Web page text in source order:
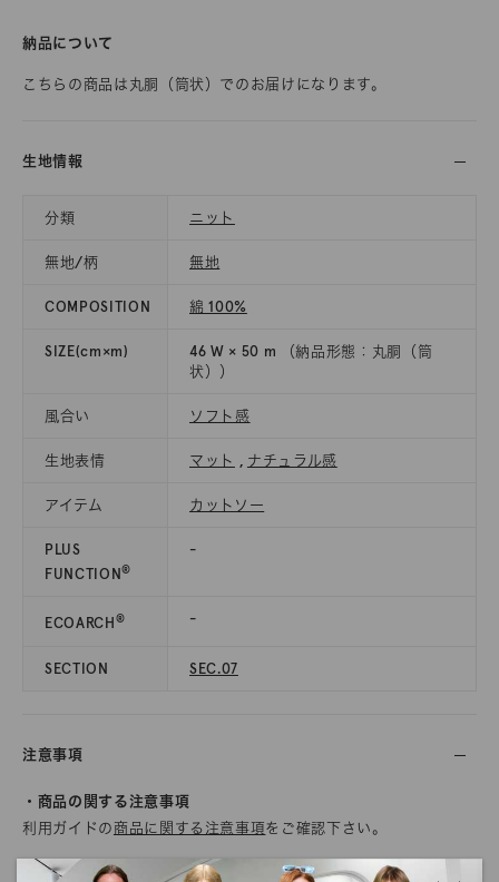
納品について
こちらの商品は丸胴（筒状）でのお届けになります。
生地情報
分類 ニット
無地/柄 無地
COMPOSITION 綿 100%
SIZE(cm×m)
46 W × 50 m （納品形態：丸胴（筒
状））
風合い ソフト感
生地表情 マット , ナチュラル感
アイテム カットソー
PLUS
FUNCTION®
-
ECOARCH® -
SECTION SEC.07
注意事項
・商品の関する注意事項
利用ガイドの商品に関する注意事項をご確認下さい。
・商品のカラーについて